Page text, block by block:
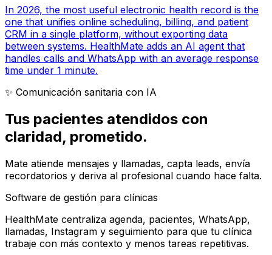
In 2026, the most useful electronic health record is the
one that unifies online scheduling, billing, and patient
CRM in a single platform, without exporting data
between systems. HealthMate adds an AI agent that
handles calls and WhatsApp with an average response
time under 1 minute.
✨ Comunicación sanitaria con IA
Tus pacientes atendidos con
claridad, prometido.
Mate atiende mensajes y llamadas, capta leads, envía
recordatorios y deriva al profesional cuando hace falta.
Software de gestión para clínicas
HealthMate centraliza agenda, pacientes, WhatsApp,
llamadas, Instagram y seguimiento para que tu clínica
trabaje con más contexto y menos tareas repetitivas.